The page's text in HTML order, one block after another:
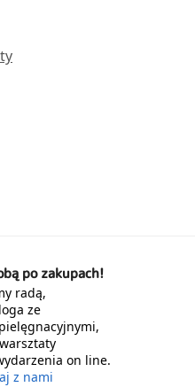
po zakupach!
radą,
ze
on line.
z nami